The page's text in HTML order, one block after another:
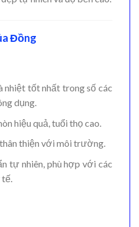
Đồng
nhiệt tốt nhất trong số các
dụng.
hiệu quả, tuổi thọ cao.
thiện với môi trường.
tự nhiên, phù hợp với các
tế.